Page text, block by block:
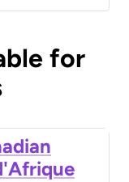
for